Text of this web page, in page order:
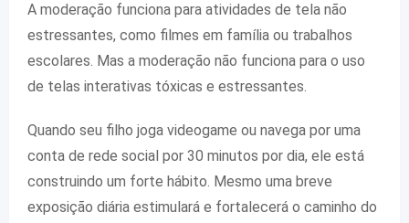
A moderação funciona para atividades de tela não
estressantes, como filmes em família ou trabalhos
escolares. Mas a moderação não funciona para o uso
de telas interativas tóxicas e estressantes.
Quando seu filho joga videogame ou navega por uma
conta de rede social por 30 minutos por dia, ele está
construindo um forte hábito. Mesmo uma breve
exposição diária estimulará e fortalecerá o caminho do